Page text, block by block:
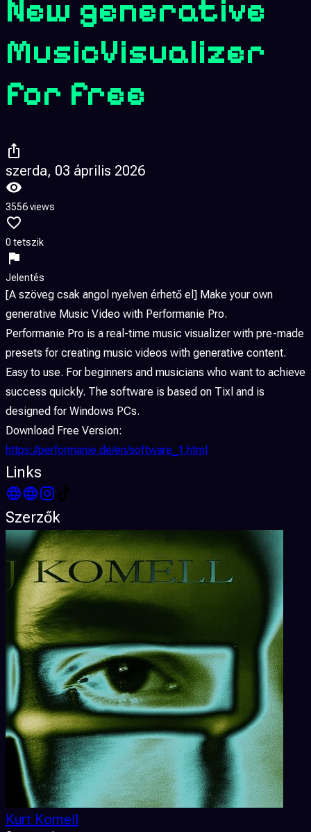
New generative
MusicVisualizer
for free
szerda, 03 április 2026
3556 views
0 tetszik
Jelentés
[A szöveg csak angol nyelven érhető el] Make your own
generative Music Video with Performanie Pro.
Performanie Pro is a real-time music visualizer with pre-made
presets for creating music videos with generative content.
Easy to use. For beginners and musicians who want to achieve
success quickly. The software is based on Tixl and is
designed for Windows PCs.
Download Free Version:
https://performanie.de/en/software_1.html
Links
Szerzők
Kurt Komell